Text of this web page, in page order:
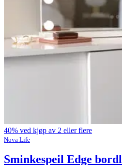
40% ved kjøp av 2 eller flere
Nova Life
Sminkespeil Edge